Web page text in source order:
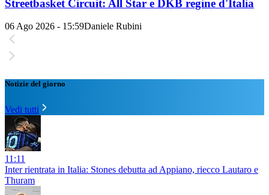
Streetbasket Circuit: All Star e DKB regine d'Italia
06 Ago 2026 - 15:59Daniele Rubini
Notizie del giorno
Vedi tutti
11:11
Inter rientrata in Italia: Stones debutta ad Appiano, riecco Lautaro e
Thuram